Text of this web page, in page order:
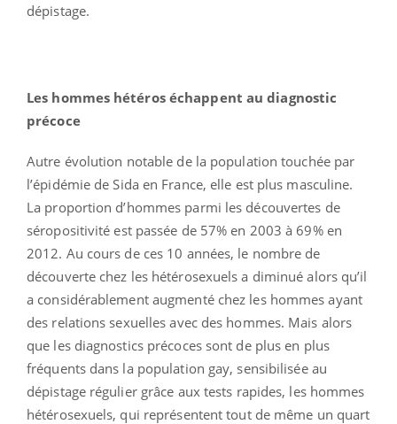
dépistage.
Les hommes hétéros échappent au diagnostic
précoce
Autre évolution notable de la population touchée par
l’épidémie de Sida en France, elle est plus masculine.
La proportion d’hommes parmi les découvertes de
séropositivité est passée de 57% en 2003 à 69% en
2012. Au cours de ces 10 années, le nombre de
découverte chez les hétérosexuels a diminué alors qu’il
a considérablement augmenté chez les hommes ayant
des relations sexuelles avec des hommes. Mais alors
que les diagnostics précoces sont de plus en plus
fréquents dans la population gay, sensibilisée au
dépistage régulier grâce aux tests rapides, les hommes
hétérosexuels, qui représentent tout de même un quart